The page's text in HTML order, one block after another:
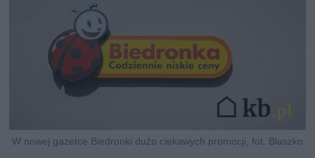
W nowej gazetce Biedronki dużo ciekawych promocji, fot. Blaszko